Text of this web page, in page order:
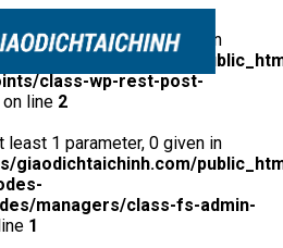
least 1 parameter, 0 given in
giaodichtaichinh.com/
class-wp-rest-post-
on line 2
least 1 parameter, 0 given in
giaodichtaichinh.com/
managers/class-fs-admin-
1